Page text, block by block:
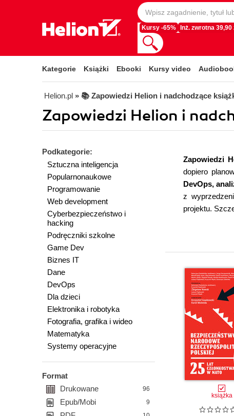
Kursy -65% Inż. zwrotna 39,90
Kategorie Książki Ebooki Kursy video
Helion.pl » 📚 Zapowiedzi Helion i nadchodzące
Zapowiedzi Helion i
Podkategorie:
Sztuczna inteligencja
Popularnonaukowe
Programowanie
Web development
Cyberbezpieczeństwo i
hacking
Podręczniki szkolne
Game Dev
Biznes IT
Dane
DevOps
Dla dzieci
Elektronika i robotyka
Fotografia, grafika i wideo
Matematyka
Systemy operacyjne
Format
Drukowane
96
Epub/Mobi 9
Zapowiedzi
dopiero
DevOps,
z
projektu.
książka